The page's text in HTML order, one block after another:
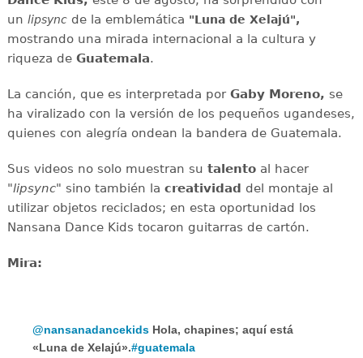
un lipsyncde la emblemática "Luna de Xelajú",
mostrando una mirada internacional a la cultura y
riqueza de Guatemala.
La canción, que es interpretada por Gaby Moreno, se
ha viralizado con la versión de los pequeños ugandeses,
quienes con alegría ondean la bandera de Guatemala.
Sus videos no solo muestran su talentoal hacer
"lipsync" sino también la creatividad del montaje al
utilizar objetos reciclados; en esta oportunidad los
Nansana Dance Kids tocaron guitarras de cartón.
Mira:
@nansanadancekids Hola, chapines; aquí está
«Luna de Xelajú».#guatemala